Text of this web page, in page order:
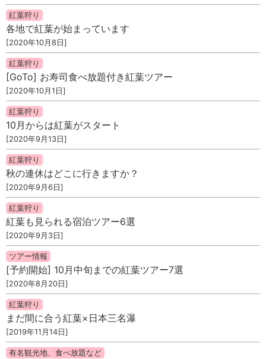
紅葉狩り
各地で紅葉が始まっています
[2020年10月8日]
紅葉狩り
[GoTo] お寿司食べ放題付き紅葉ツアー
[2020年10月1日]
紅葉狩り
10月からは紅葉がスタート
[2020年9月13日]
紅葉狩り
秋の連休はどこに行きますか？
[2020年9月6日]
紅葉狩り
紅葉も見られる宿泊ツアー6選
[2020年9月3日]
ツアー情報
[予約開始] 10月中旬までの紅葉ツアー7選
[2020年8月20日]
紅葉狩り
まだ間に合う紅葉×日本三名瀑
[2019年11月14日]
有名観光地、食べ放題など